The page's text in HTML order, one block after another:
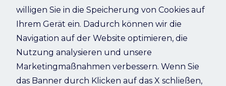
Refresh
willigen Sie in die Speicherung von Cookies auf
Ihrem Gerät ein. Dadurch können wir die
Navigation auf der Website optimieren, die
Nutzung analysieren und unsere
Marketingmaßnahmen verbessern. Wenn Sie
das Banner durch Klicken auf das X schließen,